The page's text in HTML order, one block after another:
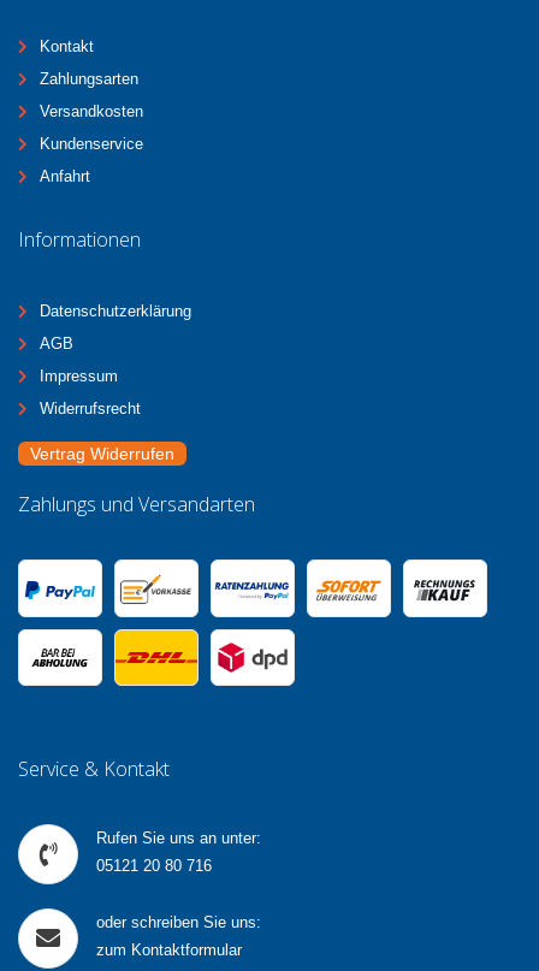
Kontakt
Zahlungsarten
Versandkosten
Kundenservice
Anfahrt
Informationen
Datenschutzerklärung
AGB
Impressum
Widerrufsrecht
Vertrag Widerrufen
Zahlungs und Versandarten
Service & Kontakt
Rufen Sie uns an unter:
05121 20 80 716
oder schreiben Sie uns:
zum Kontaktformular